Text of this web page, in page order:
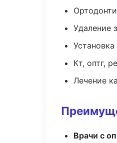
Удаление
Кт, оптг,
Лечение
Врачи с